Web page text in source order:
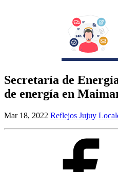
Secretaría de
de energía en
Mar 18, 2022 Reflejos Jujuy